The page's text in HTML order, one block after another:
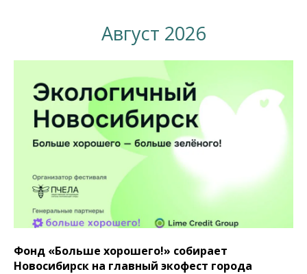
Август 2026
Фонд «Больше хорошего!» собирает
Новосибирск на главный экофест города